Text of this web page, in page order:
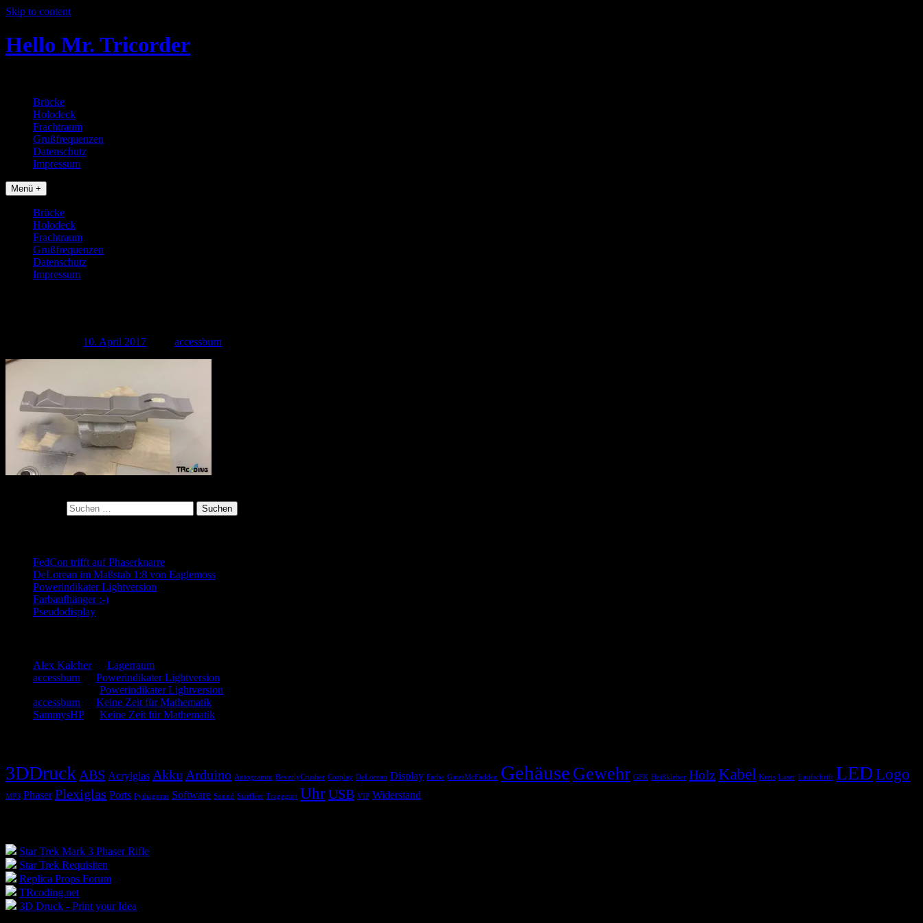
Skip to content
Hello Mr. Tricorder
Brücke
Holodeck
Frachtraum
Grußfrequenzen
Datenschutz
Impressum
Menü +
Brücke
Holodeck
Frachtraum
Grußfrequenzen
Datenschutz
Impressum
10. April 2017 accessburn
FedCon trifft auf Phaserknarre
DeLorean im Maßstab 1:8 von Eaglemoss
Powerindikater Lightversion
Farbaufhänger :-)
Pseudodisplay
Alex Kalcherzu Lagerraum
accessburn
Powerindikater Lightversion
Powerindikater Lightversion
accessburn
Keine Zeit für Mathematik
SammysHPzu Keine Zeit für Mathematik
3DDruck ABS Acrylglas Akku Arduino Autogramm BeverlyCrusher Cosplay DeLorean Display Farbe GatesMcFadden Gehäuse Gewehr GFK Heißkleber HolzKabel Kreis Laser Laufschrift LEDLogo
MP3 Phaser Plexiglas Ports Pythagoras Software Sound Starfleet Tragegurt UhrUSB VIP Widerstand
Star Trek Mark 3 Phaser Rifle
Star Trek Requisiten
Replica Props Forum
TRcoding.net
3D Druck - Print your Idea